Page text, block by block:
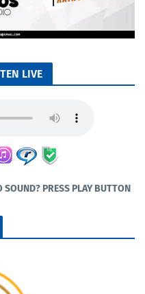
LIVE
PRESS PLAY BUTTON